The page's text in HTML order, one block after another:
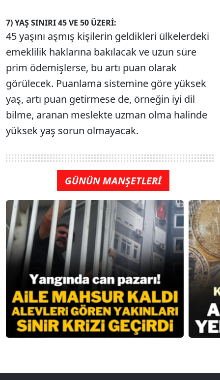
7) YAŞ SINIRI 45 VE 50 ÜZERİ:
45 yaşını aşmış kişilerin geldikleri ülkelerdeki
emeklilik haklarına bakılacak ve uzun süre
prim ödemişlerse, bu artı puan olarak
görülecek. Puanlama sistemine göre yüksek
yaş, artı puan getirmese de, örneğin iyi dil
bilme, aranan meslekte uzman olma halinde
yüksek yaş sorun olmayacak.
GÜNÜN MANŞETLERİ